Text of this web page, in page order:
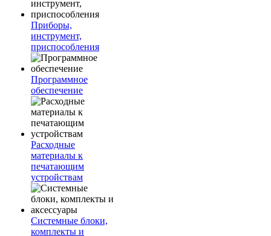
Приборы,
инструмент,
приспособления
Программное
обеспечение
Расходные
материалы к
печатающим
устройствам
Системные блоки,
комплекты и